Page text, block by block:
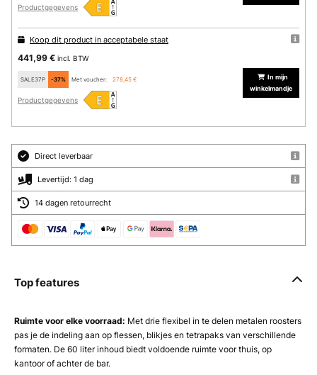
Productgegevens
Koop dit product in acceptabele staat
441,99 € incl. BTW
SALE37P -37% Met voucher: 278,45 €
Productgegevens
In mijn
winkelmandje
Direct leverbaar
Levertijd: 1 dag
14 dagen retourrecht
Top features
Ruimte voor elke voorraad: Met drie flexibel in te delen metalen roosters
pas je de indeling aan op flessen, blikjes en tetrapaks van verschillende
formaten. De 60 liter inhoud biedt voldoende ruimte voor thuis, op
kantoor of achter de bar.